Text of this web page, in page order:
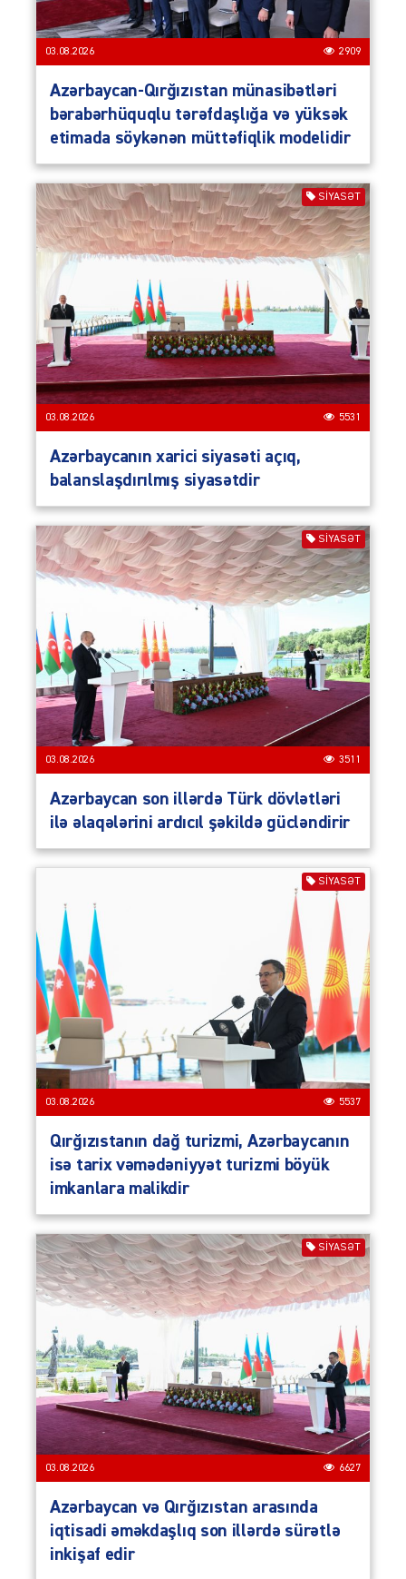
03.08.2026 2909
Azərbaycan-Qırğızıstan münasibətləri
bərabərhüquqlu tərəfdaşlığa və yüksək
etimada söykənən müttəfiqlik modelidir
SIYASƏT
03.08.2026 5531
Azərbaycanın xarici siyasəti açıq,
balanslaşdırılmış siyasətdir
SIYASƏT
03.08.2026 3511
Azərbaycan son illərdə Türk dövlətləri
ilə əlaqələrini ardıcıl şəkildə gücləndirir
SIYASƏT
03.08.2026 5537
Qırğızıstanın dağ turizmi, Azərbaycanın
isə tarix vəmədəniyyət turizmi böyük
imkanlara malikdir
SIYASƏT
03.08.2026 6627
Azərbaycan və Qırğızıstan arasında
iqtisadi əməkdaşlıq son illərdə sürətlə
inkişaf edir